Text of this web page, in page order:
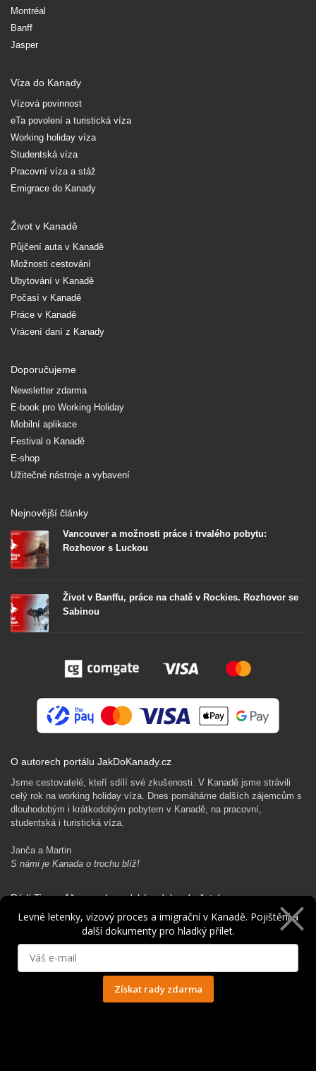
Montréal
Banff
Jasper
Víza do Kanady
Vízová povinnost
eTa povolení a turistická víza
Working holiday víza
Studentská víza
Pracovní víza a stáž
Emigrace do Kanady
Život v Kanadě
Půjčení auta v Kanadě
Možnosti cestování
Ubytování v Kanadě
Počasí v Kanadě
Práce v Kanadě
Vrácení daní z Kanady
Doporučujeme
Newsletter zdarma
E-book pro Working Holiday
Mobilní aplikace
Festival o Kanadě
E-shop
Užitečné nástroje a vybavení
Nejnovější články
Vancouver a možnosti práce i trvalého pobytu:
Rozhovor s Luckou
Život v Banffu, práce na chatě v Rockies. Rozhovor se
Sabinou
O autorech portálu JakDoKanady.cz
Jsme cestovatelé, kteří sdílí své zkušenosti. V Kanadě jsme strávili
celý rok na working holiday víza. Dnes pomáháme dalších zájemcům s
dlouhodobým i krátkodobým pobytem v Kanadě, na pracovní,
studentská i turistická víza.
Janča a Martin
S námi je Kanada o trochu blíž!
Rádi Ti pomůžeme s kanadským dobrodružstvím…
Levné letenky, vízový proces a imigrační v Kanadě. Pojištění a
další dokumenty pro hladký přílet.
Získat rady zdarma